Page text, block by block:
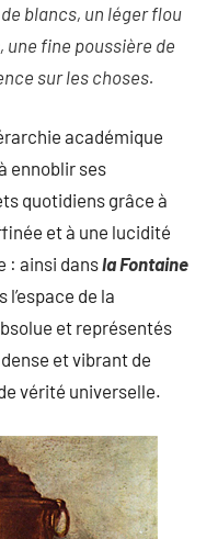
blancs, un léger flou
une fine poussière de
sur les choses.
académique
ennoblir ses
quotidiens grâce à
et à une lucidité
: ainsi dansla Fontaine
l’espace de la
et représentés
et vibrant de
vérité universelle.